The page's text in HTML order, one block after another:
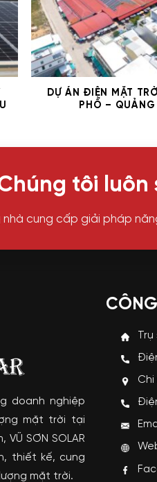
DỰ ÁN ĐIỆN MẶT
PHỔ – QUẢNG
tôi luôn
nhà cung cấp giải pháp
doanh nghiệp
mặt trời tại
VŨ SƠN SOLAR
thiết kế, cung
mặt trời.
Trụ
Điện
Chi
Điện